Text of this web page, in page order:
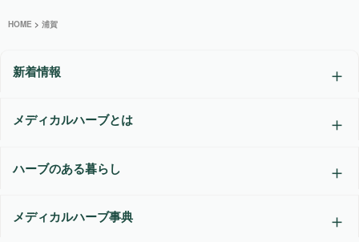
HOME > 浦賀
新着情報
メディカルハーブとは
ハーブのある暮らし
メディカルハーブ事典